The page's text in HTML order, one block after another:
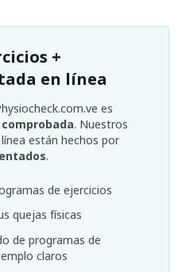
+
en línea
es
. Nuestros
están hechos por
.
de ejercicios
quejas físicas
de programas de
claros